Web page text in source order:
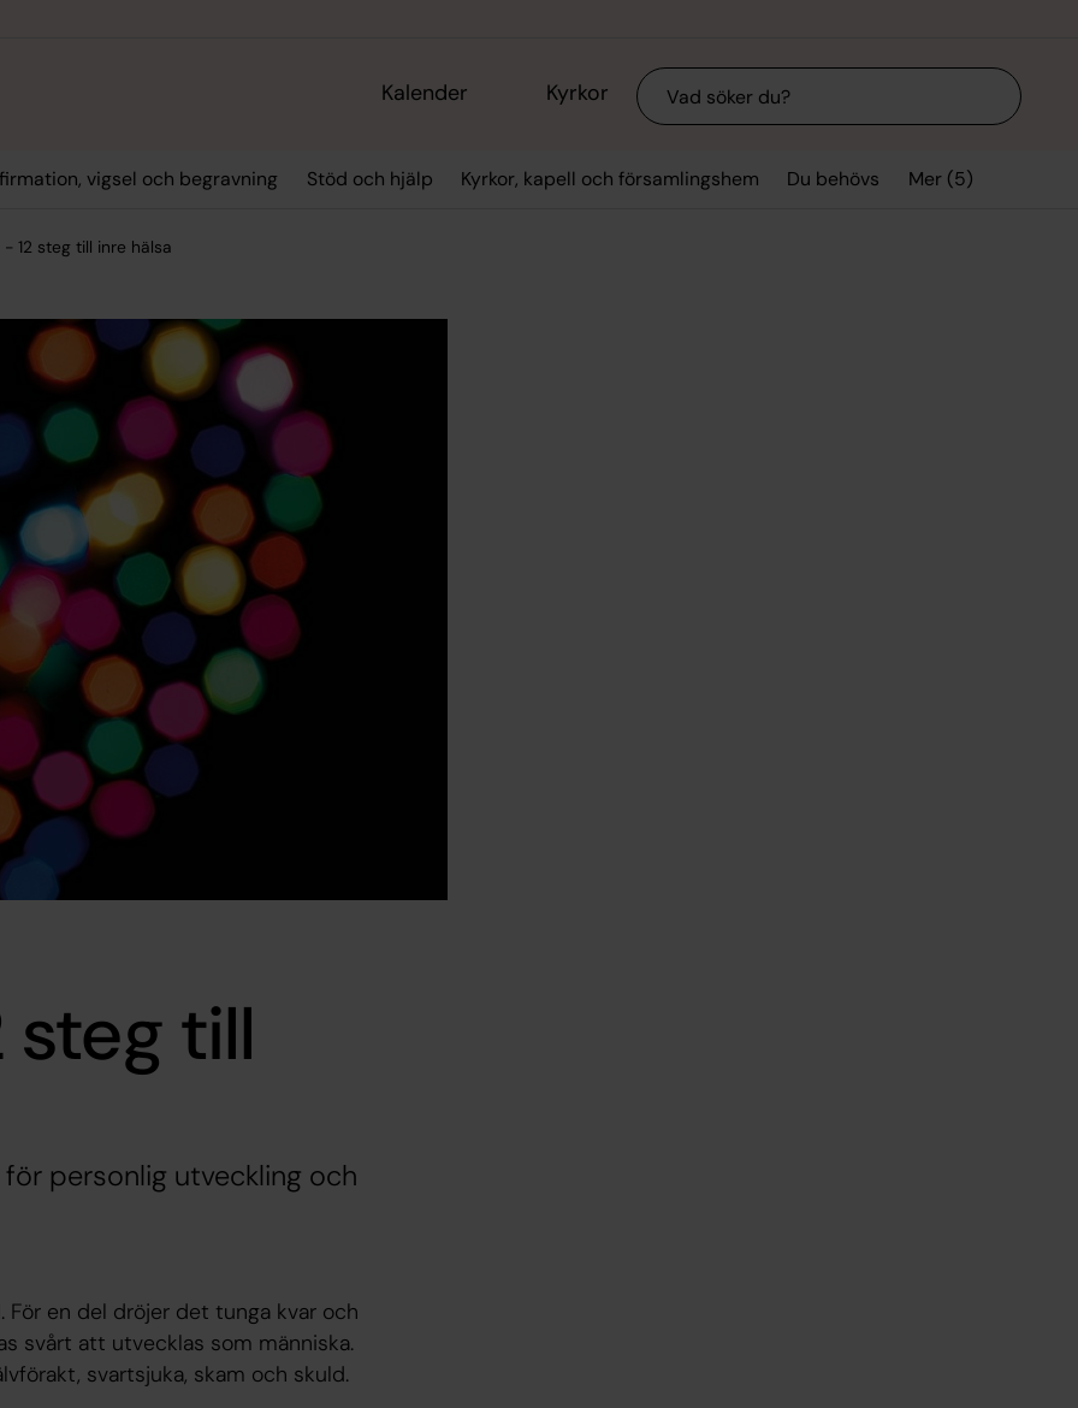
Kalender Kyrkor Sök
vigsel och begravning Stöd och hjälp Kyrkor, kapell och församlingshem Du behövs Mer (5)
- 12 steg till inre hälsa
steg till
personlig utveckling och
en del dröjer det tunga kvar och
svårt att utvecklas som människa.
svartsjuka, skam och skuld.